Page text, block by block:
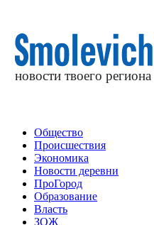
Общество
Происшествия
Экономика
Новости деревни
ПроГород
Образование
Власть
ЗОЖ